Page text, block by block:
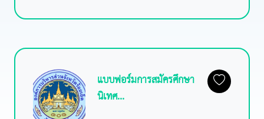
แบบฟอร์มการสมัครศึกษา
นิเทศ...